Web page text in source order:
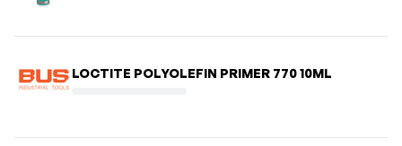
LOCTITE POLYOLEFIN PRIMER 770 10ML